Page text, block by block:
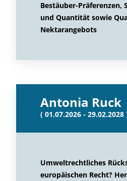
Bestäuber-Präferenzen,
und Quantität sowie
Nektarangebots
Antonia Ruck
( 01.07.2026 - 29.02.2028
Umweltrechtliches
europäischen Recht?